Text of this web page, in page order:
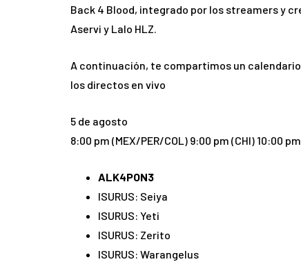
Back 4 Blood, integrado por los streamers y
Aservi y Lalo HLZ.
A continuación, te compartimos un
los directos en vivo
5 de agosto
8:00 pm (MEX/PER/COL) 9:00 pm (CHI) 10:00
ALK4PON3
ISURUS: Seiya
ISURUS: Yeti
ISURUS: Zerito
ISURUS: Warangelus